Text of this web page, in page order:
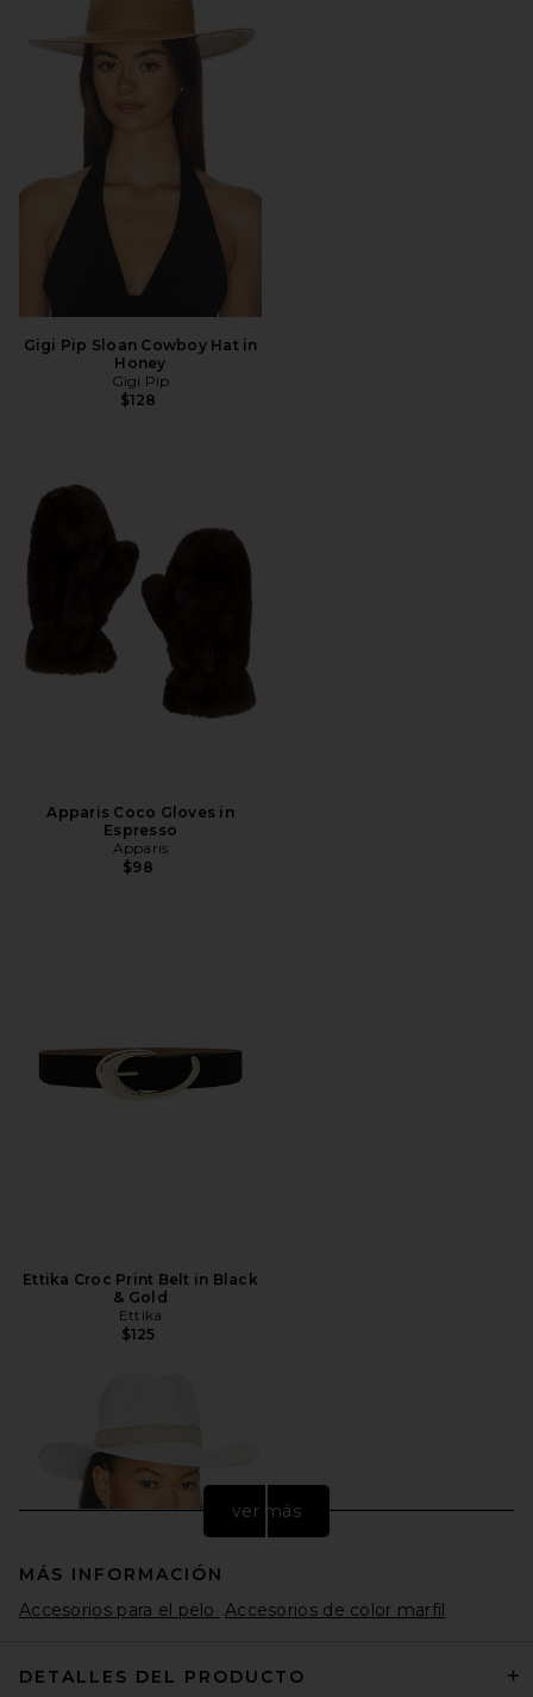
Gigi Pip Sloan Cowboy Hat in
Honey
Gigi Pip
$128
Apparis Coco Gloves in
Espresso
Apparis
$98
Ettika Croc Print Belt in Black
& Gold
Ettika
$125
ver más
MÁS INFORMACIÓN
Accesorios para el pelo Accesorios de color marfil
DETALLES DEL PRODUCTO